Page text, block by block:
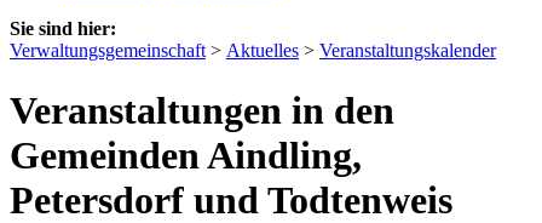
Sie sind hier:
Verwaltungsgemeinschaft > Aktuelles > Veranstaltungskalender
Veranstaltungen in den
Gemeinden Aindling,
Petersdorf und Todtenweis